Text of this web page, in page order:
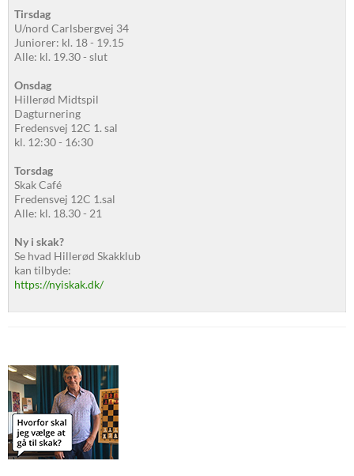
Tirsdag
U/nord Carlsbergvej 34
Juniorer: kl. 18 - 19.15
Alle: kl. 19.30 - slut
Onsdag
Hillerød Midtspil
Dagturnering
Fredensvej 12C 1. sal
kl. 12:30 - 16:30
Torsdag
Skak Café
Fredensvej 12C 1.sal
Alle: kl. 18.30 - 21
Ny i skak?
Se hvad Hillerød Skakklub
kan tilbyde:
https://nyiskak.dk/